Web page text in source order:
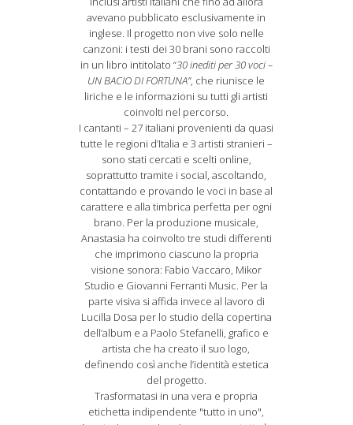
avevano pubblicato esclusivamente in
inglese. Il progetto non vive solo nelle
canzoni: i testi dei 30 brani sono raccolti
in un libro intitolato “30 inediti per 30 voci –
UN BACIO DI FORTUNA”, che riunisce le
liriche e le informazioni su tutti gli artisti
coinvolti nel percorso.
I cantanti – 27 italiani provenienti da quasi
tutte le regioni d’Italia e 3 artisti stranieri –
sono stati cercati e scelti online,
soprattutto tramite i social, ascoltando,
contattando e provando le voci in base al
carattere e alla timbrica perfetta per ogni
brano. Per la produzione musicale,
Anastasia ha coinvolto tre studi differenti
che imprimono ciascuno la propria
visione sonora: Fabio Vaccaro, Mikor
Studio e Giovanni Ferranti Music. Per la
parte visiva si affida invece al lavoro di
Lucilla Dosa per lo studio della copertina
dell’album e a Paolo Stefanelli, grafico e
artista che ha creato il suo logo,
definendo così anche l’identità estetica
del progetto.
Trasformatasi in una vera e propria
etichetta indipendente "tutto in uno",